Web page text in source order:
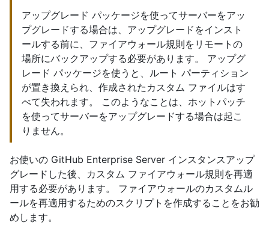
アップグレード パッケージを使ってサーバーをアッ
プグレードする場合は、アップグレードをインスト
ールする前に、ファイアウォール規則をリモートの
場所にバックアップする必要があります。 アップグ
レード パッケージを使うと、ルート パーティション
が置き換えられ、作成されたカスタム ファイルはす
べて失われます。 このようなことは、ホットパッチ
を使ってサーバーをアップグレードする場合は起こ
りません。
お使いの GitHub Enterprise Server インスタンスアップ
グレードした後、カスタム ファイアウォール規則を再適
用する必要があります。 ファイアウォールのカスタムル
ールを再適用するためのスクリプトを作成することをお勧
めします。